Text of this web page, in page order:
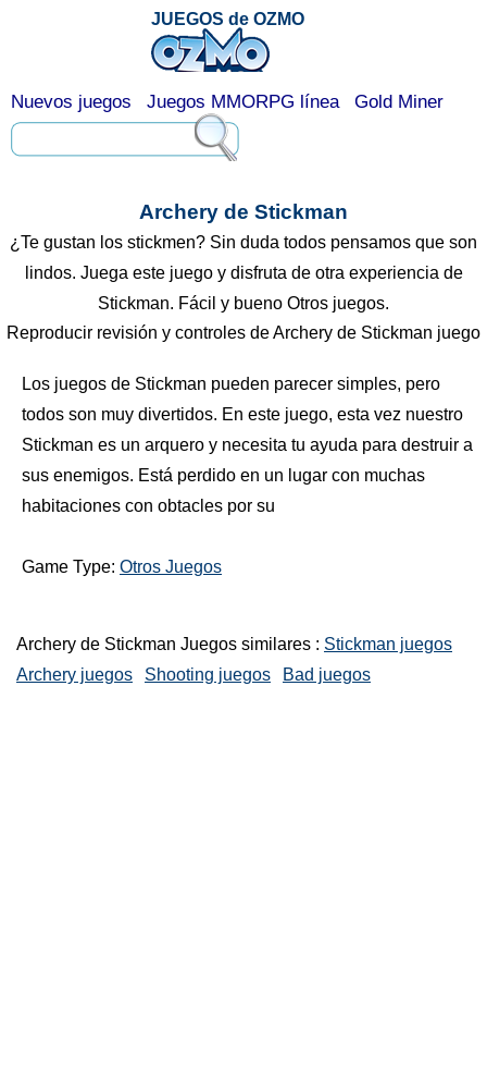
Archery de Stickman
¿Te gustan los stickmen? Sin duda todos pensamos que son
lindos. Juega este juego y disfruta de otra experiencia de
Stickman. Fácil y bueno Otros juegos.
Reproducir revisión y controles de Archery de Stickman juego
Los juegos de Stickman pueden parecer simples, pero
todos son muy divertidos. En este juego, esta vez nuestro
Stickman es un arquero y necesita tu ayuda para destruir a
sus enemigos. Está perdido en un lugar con muchas
habitaciones con obtacles por su
Game Type: Otros Juegos
Archery de Stickman Juegos similares : Stickman juegos
Archery juegos
Shooting juegos Bad juegos
JUEGOS de OZMO
Nuevos juegos Juegos MMORPG línea Gold Miner